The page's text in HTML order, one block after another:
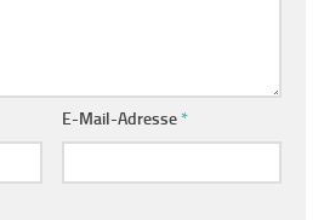
E-Mail-Adresse*